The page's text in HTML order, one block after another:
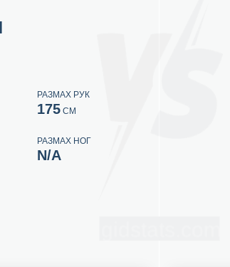
РАЗМАХ РУК
175СМ
РАЗМАХ НОГ
N/A